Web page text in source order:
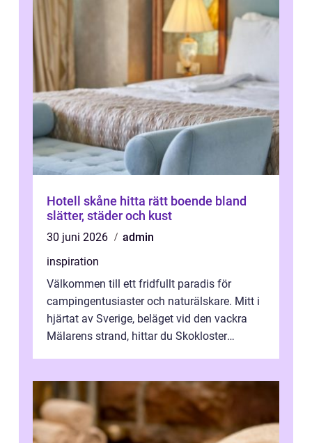
Hotell skåne hitta rätt boende bland
slätter, städer och kust
30 juni 2026
admin
inspiration
Välkommen till ett fridfullt paradis för
campingentusiaster och naturälskare. Mitt i
hjärtat av Sverige, beläget vid den vackra
Mälarens strand, hittar du Skokloster